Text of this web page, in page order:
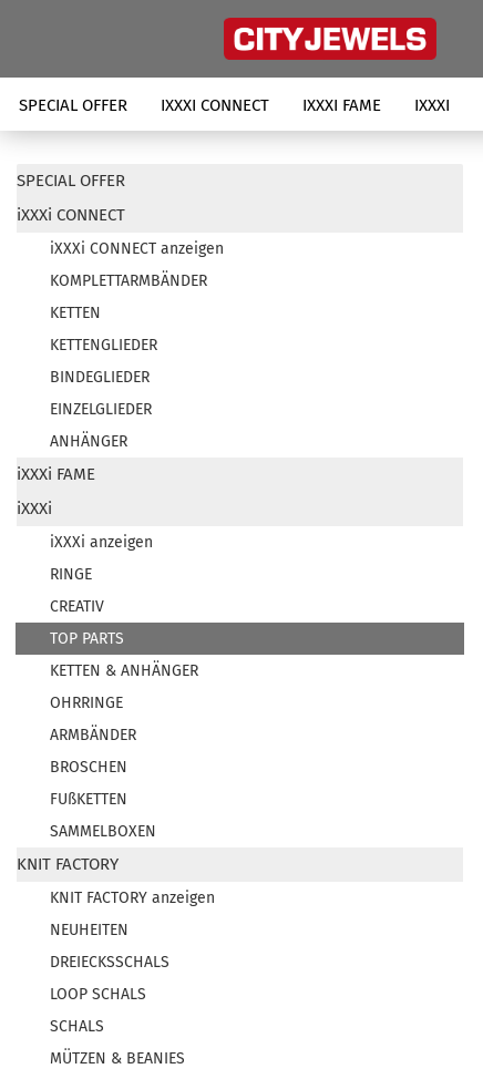
SPECIAL OFFER IXXXI CONNECT IXXXI FAME IXXXI
SPECIAL OFFER
iXXXi CONNECT
iXXXi CONNECT anzeigen
KOMPLETTARMBÄNDER
KETTEN
KETTENGLIEDER
BINDEGLIEDER
EINZELGLIEDER
ANHÄNGER
iXXXi FAME
iXXXi
iXXXi anzeigen
RINGE
CREATIV
TOP PARTS
KETTEN & ANHÄNGER
OHRRINGE
ARMBÄNDER
BROSCHEN
FUßKETTEN
SAMMELBOXEN
KNIT FACTORY
KNIT FACTORY anzeigen
NEUHEITEN
DREIECKSSCHALS
LOOP SCHALS
SCHALS
MÜTZEN & BEANIES